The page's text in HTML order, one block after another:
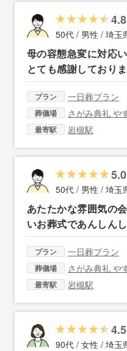
4.8
50代 / 男性 / 埼玉
母の容態急変に対応
とても感謝しておりま
プラン 一日葬プラン
葬儀場 さがみ典礼 や
最寄駅 岩槻駅
5.0
50代 / 男性 / 埼玉
あたたかな雰囲気の
いお葬式であんしん
プラン 一日葬プラン
葬儀場 さがみ典礼 や
最寄駅 岩槻駅
4.5
90代 / 女性 / 埼玉